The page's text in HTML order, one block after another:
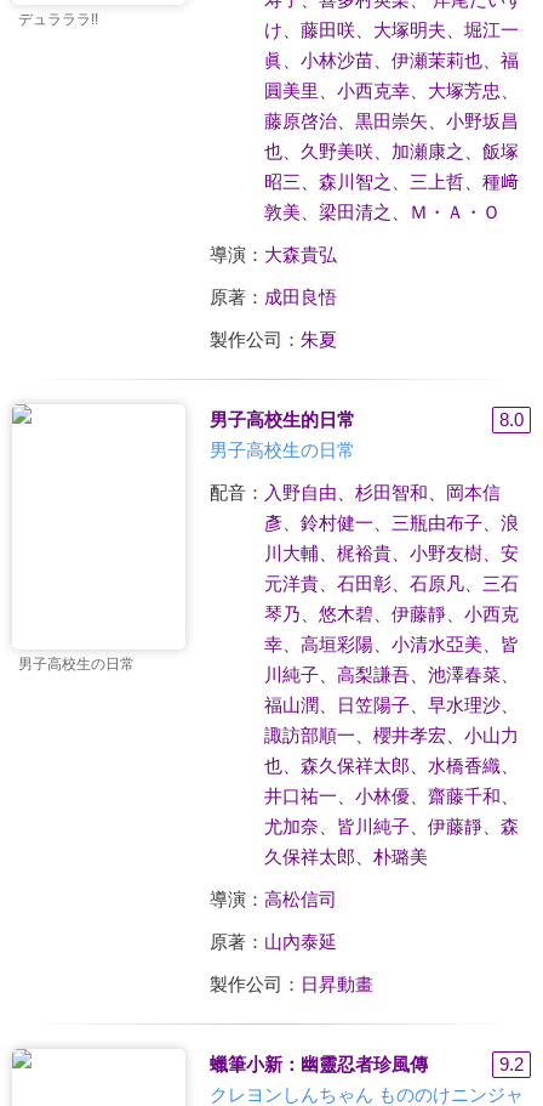
デュラララ!!
け
藤田咲、 大塚明夫
堀江一
眞
小林沙苗、 伊瀬茉莉也、 福
圓美里
小西克幸、 大塚芳忠
藤原啓治、 黒田崇矢
小野坂昌
也、 久野美咲、 加瀬康之
飯塚
昭三
森川智之 三上哲、 種﨑
敦美、 梁田清之 Ｍ・Ａ・Ｏ
導演： 大森貴弘
原著： 成田良悟
製作公司： 朱夏
男子高校生の日常
男子高校生的日常
8.0
男子高校生の日常
配音： 入野自由 杉田智和
岡本信
彥、 鈴村健一 三瓶由布子、 浪
川大輔、 梶裕貴、 小野友樹、 安
元洋貴、 石田彰、 石原凡、 三石
琴乃
悠木碧、 伊藤靜、 小西克
幸、 高垣彩陽、 小清水亞美、 皆
川純子、 高梨謙吾、 池澤春菜、
福山潤
日笠陽子、 早水理沙、
諏訪部順一
櫻井孝宏
小山力
也、 森久保祥太郎 水橋香織、
井口祐一
小林優、 齋藤千和
尤加奈
皆川純子、 伊藤靜、 森
久保祥太郎
朴璐美
導演： 高松信司
原著： 山內泰延
製作公司： 日昇動畫
蠟筆小新：幽靈忍者珍風傳
9.2
クレヨンしんちゃん もののけニンジャ